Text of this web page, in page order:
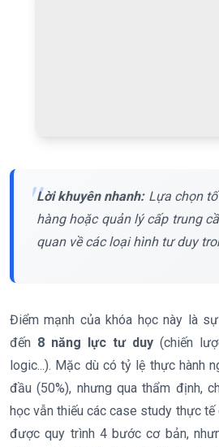
Lời khuyên nhanh:Lựa chọn
hàng hoặc quản lý cấp trung
quan về các loại hình tư duy
Điểm mạnh của khóa học này là
đến 8 năng lực tư duy (chiến
logic...). Mặc dù có tỷ lệ thực hành
đầu (50%), nhưng qua thẩm định,
học vẫn thiếu các case study thực tế
được quy trình 4 bước cơ bản,